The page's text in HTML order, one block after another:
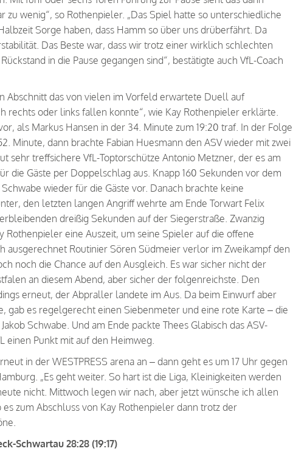
zu wenig“, so Rothenpieler. „Das Spiel hatte so unterschiedliche
Sorge haben, dass Hamm so über uns drüberfährt. Da
Das Beste war, dass wir trotz einer wirklich schlechten
in die Pause gegangen sind“, bestätigte auch VfL-Coach
Abschnitt das von vielen im Vorfeld erwartete Duell auf
rechts oder links fallen konnte“, wie Kay Rothenpieler erklärte.
als Markus Hansen in der 34. Minute zum 19:20 traf. In der Folge
Minute, dann brachte Fabian Huesmann den ASV wieder mit zwei
sehr treffsichere VfL-Toptorschütze Antonio Metzner, der es am
die Gäste per Doppelschlag aus. Knapp 160 Sekunden vor dem
wieder für die Gäste vor. Danach brachte keine
den letzten langen Angriff wehrte am Ende Torwart Felix
dreißig Sekunden auf der Siegerstraße. Zwanzig
Rothenpieler eine Auszeit, um seine Spieler auf die offene
ausgerechnet Routinier Sören Südmeier verlor im Zweikampf den
noch die Chance auf den Ausgleich. Es war sicher nicht der
an diesem Abend, aber sicher der folgenreichste. Den
erneut, der Abpraller landete im Aus. Da beim Einwurf aber
gab es regelgerecht einen Siebenmeter und eine rote Karte – die
Schwabe. Und am Ende packte Thees Glabisch das ASV-
einen Punkt mit auf den Heimweg.
in der WESTPRESS arena an – dann geht es um 17 Uhr gegen
„Es geht weiter. So hart ist die Liga, Kleinigkeiten werden
nicht. Mittwoch legen wir nach, aber jetzt wünsche ich allen
zum Abschluss von Kay Rothenpieler dann trotz der
Schwartau 28:28 (19:17)